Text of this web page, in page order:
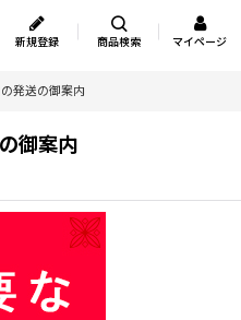
新規登録 商品検索 マイページ
発送の御案内
御案内